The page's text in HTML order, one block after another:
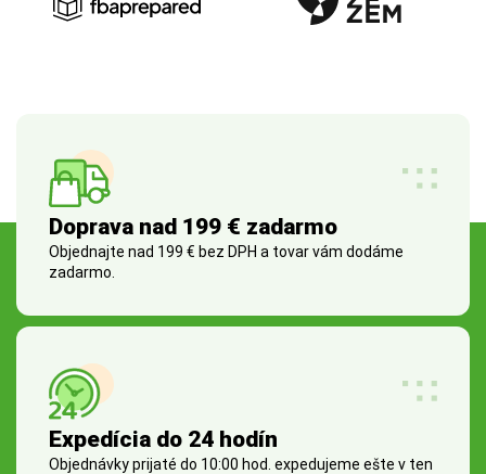
Doprava nad 199 € zadarmo
Objednajte nad 199 € bez DPH a tovar vám dodáme
zadarmo.
Expedícia do 24 hodín
Objednávky prijaté do 10:00 hod. expedujeme ešte v ten